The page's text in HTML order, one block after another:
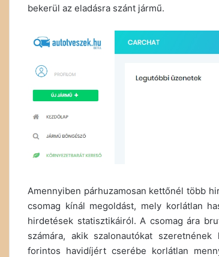
bekerül az eladásra szánt jármű.
Amennyiben párhuzamosan kettőnél több
csomag kínál megoldást, mely korlátlan
hirdetések statisztikáiról. A csomag ára
számára, akik szalonautókat
forintos havidíjért cserébe korlátlan